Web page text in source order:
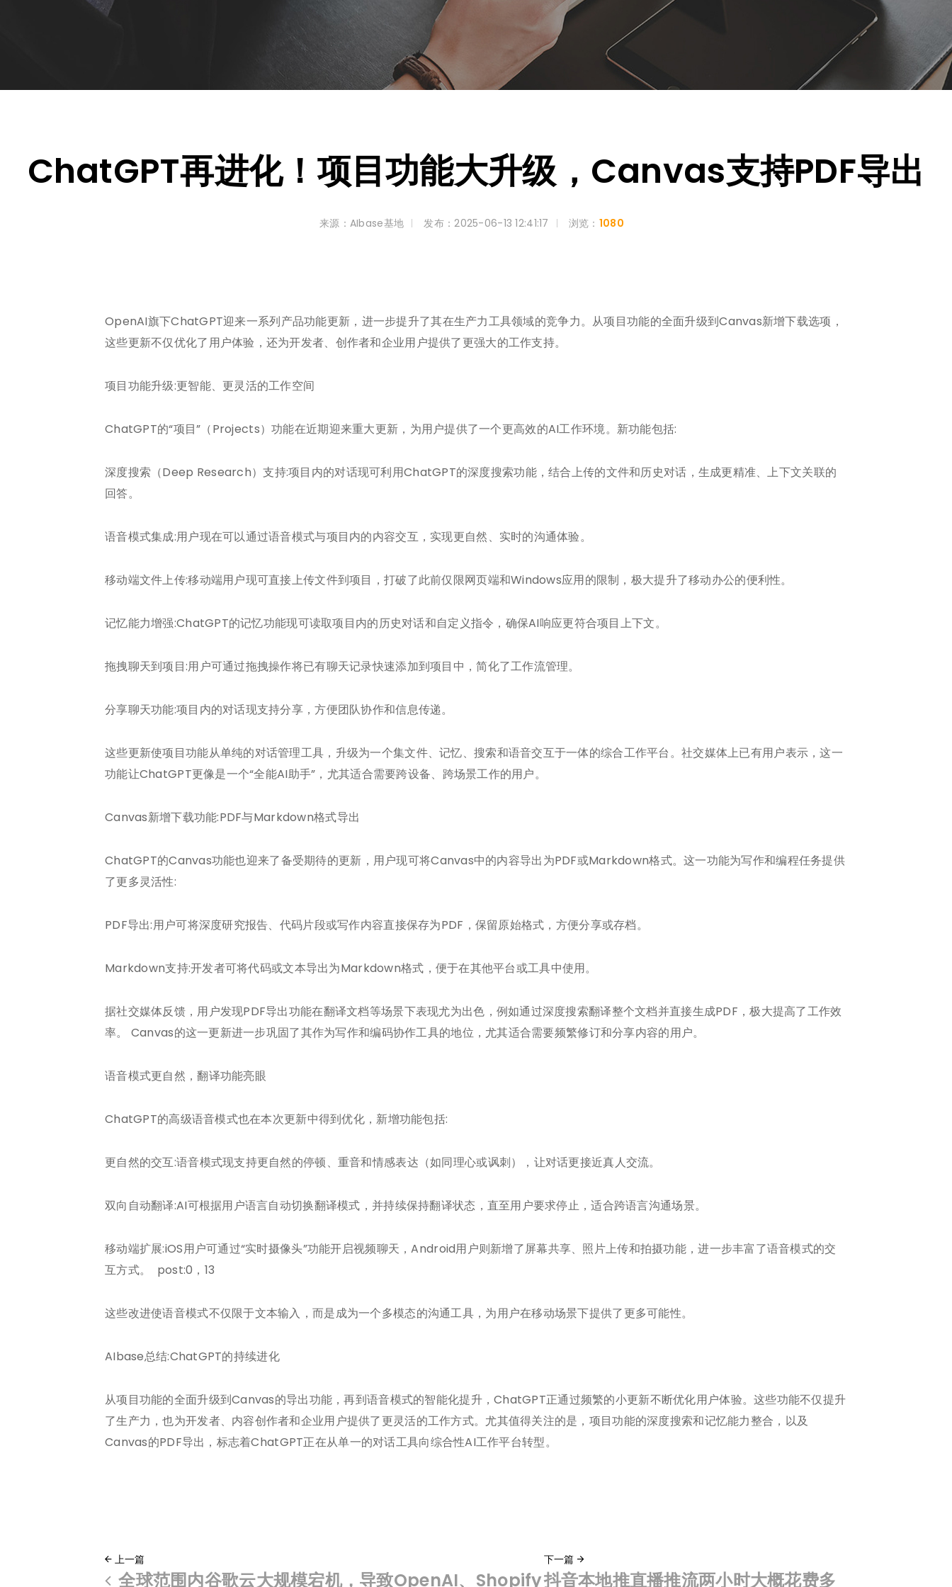
ChatGPT再进化！项目功能大升级，Canvas支持PDF导出
来源：AIbase基地 发布：2025-06-13 12:41:17 浏览： 1080
OpenAI旗下ChatGPT迎来一系列产品功能更新，进一步提升了其在生产力工具领域的竞争力。从项目功能的全面升级到Canvas新增下载选项，
这些更新不仅优化了用户体验，还为开发者、创作者和企业用户提供了更强大的工作支持。
项目功能升级:更智能、更灵活的工作空间
ChatGPT的“项目”（Projects）功能在近期迎来重大更新，为用户提供了一个更高效的AI工作环境。新功能包括:
深度搜索（Deep Research）支持:项目内的对话现可利用ChatGPT的深度搜索功能，结合上传的文件和历史对话，生成更精准、上下文关联的
回答。
语音模式集成:用户现在可以通过语音模式与项目内的内容交互，实现更自然、实时的沟通体验。
移动端文件上传:移动端用户现可直接上传文件到项目，打破了此前仅限网页端和Windows应用的限制，极大提升了移动办公的便利性。
记忆能力增强:ChatGPT的记忆功能现可读取项目内的历史对话和自定义指令，确保AI响应更符合项目上下文。
拖拽聊天到项目:用户可通过拖拽操作将已有聊天记录快速添加到项目中，简化了工作流管理。
分享聊天功能:项目内的对话现支持分享，方便团队协作和信息传递。
这些更新使项目功能从单纯的对话管理工具，升级为一个集文件、记忆、搜索和语音交互于一体的综合工作平台。社交媒体上已有用户表示，这一
功能让ChatGPT更像是一个“全能AI助手”，尤其适合需要跨设备、跨场景工作的用户。
Canvas新增下载功能:PDF与Markdown格式导出
ChatGPT的Canvas功能也迎来了备受期待的更新，用户现可将Canvas中的内容导出为PDF或Markdown格式。这一功能为写作和编程任务提供
了更多灵活性:
PDF导出:用户可将深度研究报告、代码片段或写作内容直接保存为PDF，保留原始格式，方便分享或存档。
Markdown支持:开发者可将代码或文本导出为Markdown格式，便于在其他平台或工具中使用。
据社交媒体反馈，用户发现PDF导出功能在翻译文档等场景下表现尤为出色，例如通过深度搜索翻译整个文档并直接生成PDF，极大提高了工作效
率。 Canvas的这一更新进一步巩固了其作为写作和编码协作工具的地位，尤其适合需要频繁修订和分享内容的用户。
语音模式更自然，翻译功能亮眼
ChatGPT的高级语音模式也在本次更新中得到优化，新增功能包括:
更自然的交互:语音模式现支持更自然的停顿、重音和情感表达（如同理心或讽刺），让对话更接近真人交流。
双向自动翻译:AI可根据用户语言自动切换翻译模式，并持续保持翻译状态，直至用户要求停止，适合跨语言沟通场景。
移动端扩展:iOS用户可通过“实时摄像头”功能开启视频聊天，Android用户则新增了屏幕共享、照片上传和拍摄功能，进一步丰富了语音模式的交
互方式。 post:0，13
这些改进使语音模式不仅限于文本输入，而是成为一个多模态的沟通工具，为用户在移动场景下提供了更多可能性。
AIbase总结:ChatGPT的持续进化
从项目功能的全面升级到Canvas的导出功能，再到语音模式的智能化提升，ChatGPT正通过频繁的小更新不断优化用户体验。这些功能不仅提升
了生产力，也为开发者、内容创作者和企业用户提供了更灵活的工作方式。尤其值得关注的是，项目功能的深度搜索和记忆能力整合，以及
Canvas的PDF导出，标志着ChatGPT正在从单一的对话工具向综合性AI工作平台转型。
上一篇
全球范围内谷歌云大规模宕机，导致OpenAI、Shopify
下一篇
抖音本地推直播推流两小时大概花费多